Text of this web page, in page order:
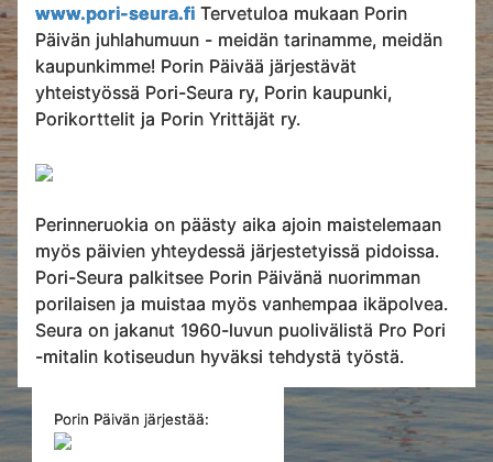
www.pori-seura.fi Tervetuloa mukaan Porin
Päivän juhlahumuun - meidän tarinamme, meidän
kaupunkimme! Porin Päivää järjestävät
yhteistyössä Pori-Seura ry, Porin kaupunki,
Porikorttelit ja Porin Yrittäjät ry.
Perinneruokia on päästy aika ajoin maistelemaan
myös päivien yhteydessä järjestetyissä pidoissa.
Pori-Seura palkitsee Porin Päivänä nuorimman
porilaisen ja muistaa myös vanhempaa ikäpolvea.
Seura on jakanut 1960-luvun puolivälistä Pro Pori
-mitalin kotiseudun hyväksi tehdystä työstä.
Porin Päivän järjestää: